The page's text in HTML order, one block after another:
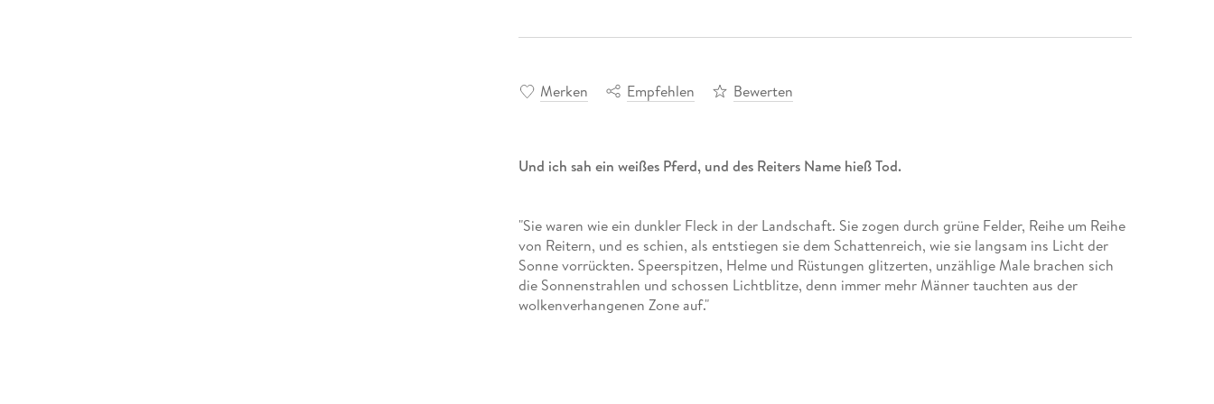
Merken Empfehlen Bewerten
Und ich sah ein weißes Pferd, und des Reiters Name hieß Tod.
"Sie waren wie ein dunkler Fleck in der Landschaft. Sie zogen durch grüne Felder, Reihe um Reihe
von Reitern, und es schien, als entstiegen sie dem Schattenreich, wie sie langsam ins Licht der
Sonne vorrückten. Speerspitzen, Helme und Rüstungen glitzerten, unzählige Male brachen sich
die Sonnenstrahlen und schossen Lichtblitze, denn immer mehr Männer tauchten aus der
wolkenverhangenen Zone auf."